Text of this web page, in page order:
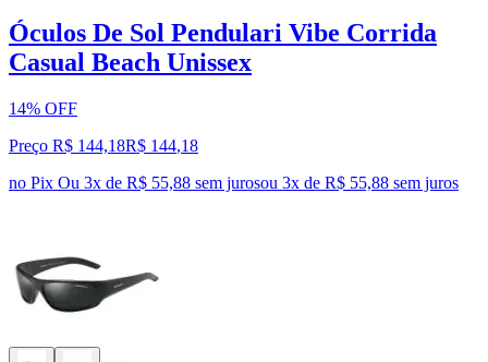
Óculos De Sol Pendulari Vibe Corrida
Casual Beach Unissex
14% OFF
Preço R$ 144,18R$ 144,18
no Pix Ou 3x de R$ 55,88 sem jurosou 3x de R$ 55,88 sem juros